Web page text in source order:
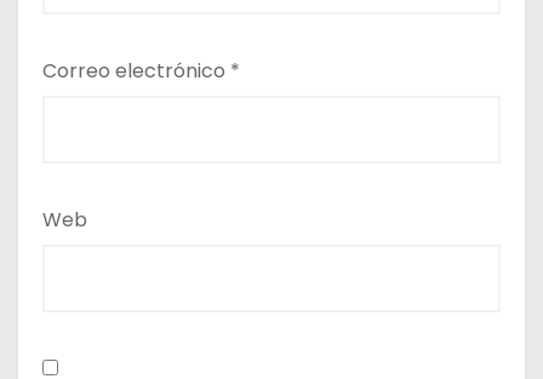
Correo electrónico *
Web